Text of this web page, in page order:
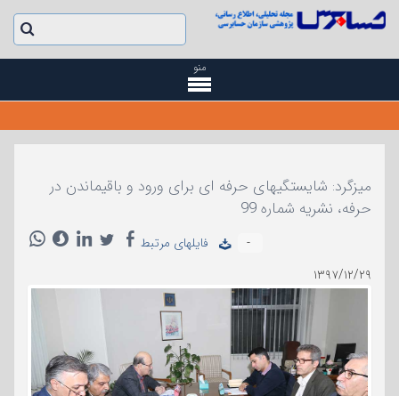
منو
میزگرد: شایستگیهای حرفه ای برای ورود و باقیماندن در
حرفه، نشریه شماره 99
-
فایلهای مرتبط
۱۳۹۷/۱۲/۲۹